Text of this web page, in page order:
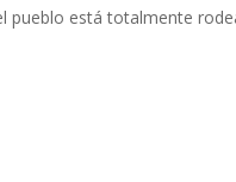
pueblo está totalmente